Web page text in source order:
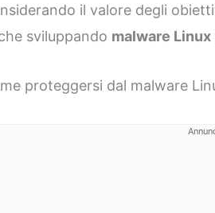
il valore degli
sviluppando malware Linux
proteggersi dal malware